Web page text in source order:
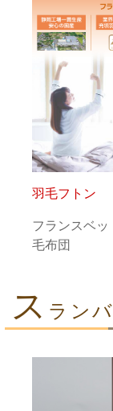
羽毛フトン
フランスベッ
毛布団
ス ラン